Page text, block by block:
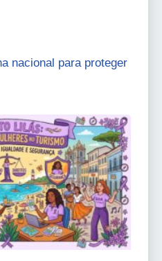
nacional para proteger